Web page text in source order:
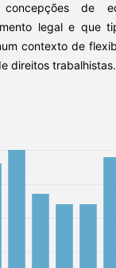
de
legal e que
contexto de
direitos trabalhistas.